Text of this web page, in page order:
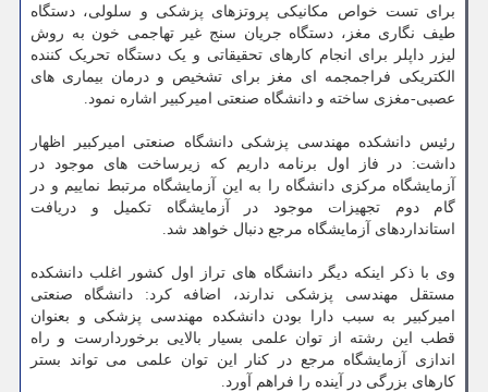
برای تست خواص مکانیکی پروتزهای پزشکی و سلولی، دستگاه
طیف نگاری مغز، دستگاه جریان سنج غیر تهاجمی خون به روش
لیزر داپلر برای انجام کارهای تحقیقاتی و یک دستگاه تحریک کننده
الکتریکی فراجمجمه ای مغز برای تشخیص و درمان بیماری های
عصبی-مغزی ساخته و دانشگاه صنعتی امیرکبیر اشاره نمود.
رئیس دانشکده مهندسی پزشکی دانشگاه صنعتی امیرکبیر اظهار
داشت: در فاز اول برنامه داریم که زیرساخت های موجود در
آزمایشگاه مرکزی دانشگاه را به این آزمایشگاه مرتبط نماییم و در
گام دوم تجهیزات موجود در آزمایشگاه تکمیل و دریافت
استانداردهای آزمایشگاه مرجع دنبال خواهد شد.
وی با ذکر اینکه دیگر دانشگاه های تراز اول کشور اغلب دانشکده
مستقل مهندسی پزشکی ندارند، اضافه کرد: دانشگاه صنعتی
امیرکبیر به سبب دارا بودن دانشکده مهندسی پزشکی و بعنوان
قطب این رشته از توان علمی بسیار بالایی برخوردارست و راه
اندازی آزمایشگاه مرجع در کنار این توان علمی می تواند بستر
کارهای بزرگی در آینده را فراهم آورد.